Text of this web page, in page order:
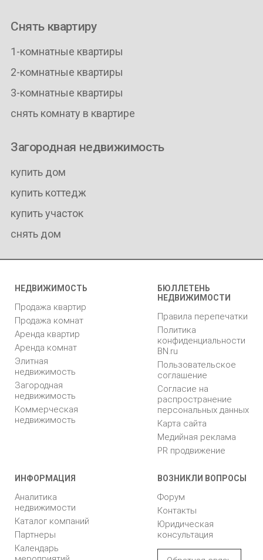
Снять квартиру
1-комнатные квартиры
2-комнатные квартиры
3-комнатные квартиры
снять комнату в квартире
Загородная недвижимость
купить дом
купить коттедж
купить участок
снять дом
НЕДВИЖИМОСТЬ
Продажа квартир
Продажа комнат
Аренда квартир
Аренда комнат
Элитная
недвижимость
Загородная
недвижимость
Коммерческая
недвижимость
БЮЛЛЕТЕНЬ
НЕДВИЖИМОСТИ
Правила перепечатки
Политика
конфиденциальности
BN.ru
Пользовательское
соглашение
Согласие на
распространение
персональных данных
Карта сайта
Медийная реклама
PR продвижение
ИНФОРМАЦИЯ
Аналитика
недвижимости
Каталог компаний
Партнеры
Календарь
ВОЗНИКЛИ ВОПРОСЫ
Форум
Контакты
Юридическая
консультация